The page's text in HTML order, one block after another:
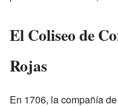
El Coliseo de
Rojas
En 1706, la compañía